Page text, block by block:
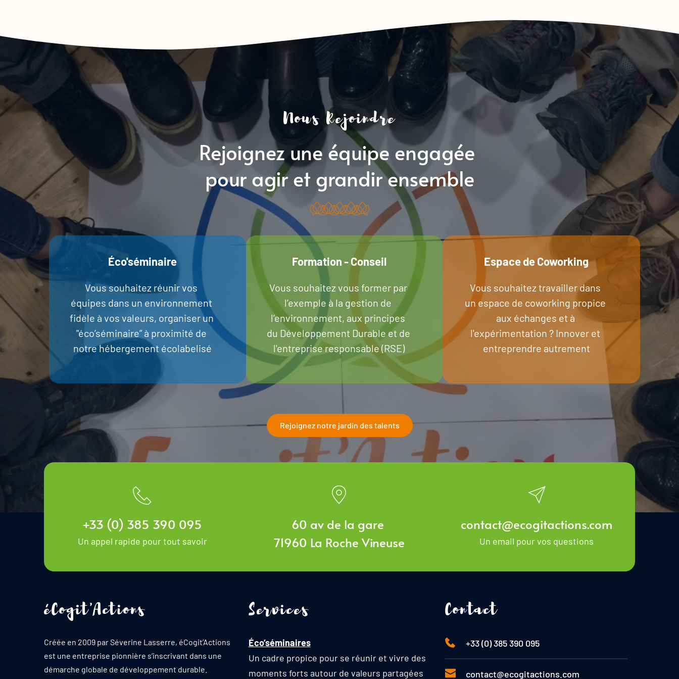
Nous Rejoindre
Rejoignez une équipe engagée
pour agir et grandir ensemble
Éco'séminaire
Vous souhaitez réunir vos
équipes dans un environnement
fidèle à vos valeurs, organiser un
"éco’séminaire” à proximité de
notre hébergement écolabelisé
Formation - Conseil
Vous souhaitez vous former par
l’exemple à la gestion de
l’environnement, aux principes
du Développement Durable et de
l'entreprise responsable (RSE)
Espace de Coworking
Vous souhaitez travailler dans
un espace de coworking propice
aux échanges et à
l'expérimentation ? Innover et
entreprendre autrement
Rejoignez notre jardin des talents
+33 (0) 385 390 095
Un appel rapide pour tout savoir
60 av de la gare
71960 La Roche Vineuse
contact@ecogitactions.com
Un email pour vos questions
éCogit'Actions
Créée en 2009 par Séverine Lasserre, éCogit’Actions
est une entreprise pionnière s’inscrivant dans une
démarche globale de développement durable.
Services
Éco’séminaires
Un cadre propice pour se réunir et vivre des
moments forts autour de valeurs partagées
Contact
+33 (0) 385 390 095
contact@ecogitactions.com